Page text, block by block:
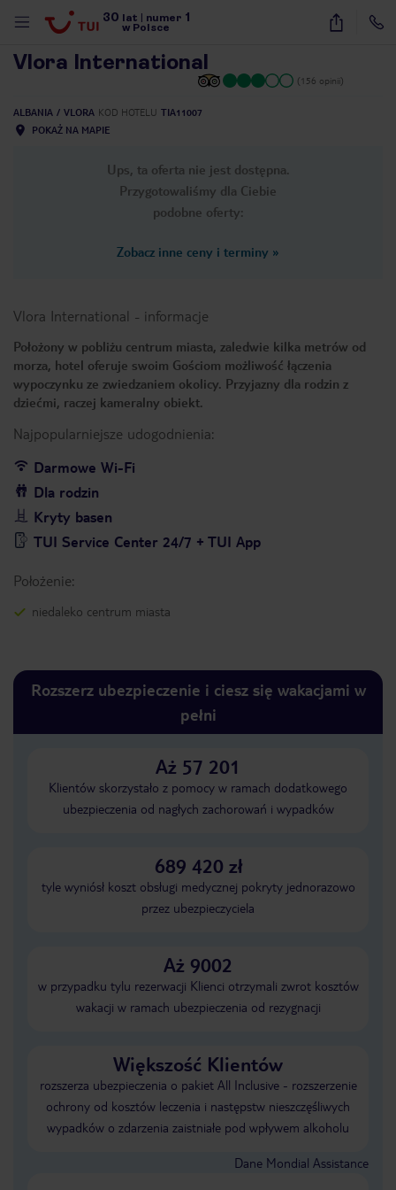
30 lat numer 1
w Polsce
12
Vlora International
(156 opinii)
ALBANIA VLORA KOD HOTELU TIA11007
POKAŻ NA MAPIE
Ups, ta oferta nie jest dostępna.
Przygotowaliśmy dla Ciebie
podobne oferty:
Zobacz inne ceny i terminy »
Vlora International - informacje
Położony w pobliżu centrum miasta, zaledwie kilka metrów od
morza, hotel oferuje swoim Gościom możliwość łączenia
wypoczynku ze zwiedzaniem okolicy. Przyjazny dla rodzin z
dziećmi, raczej kameralny obiekt.
Najpopularniejsze udogodnienia:
Darmowe Wi-Fi
Dla rodzin
Kryty basen
TUI Service Center 24/7 + TUI App
Położenie:
niedaleko centrum miasta
Rozszerz ubezpieczenie i ciesz się wakacjami w
pełni
Aż 57 201
Klientów skorzystało z pomocy w ramach dodatkowego
ubezpieczenia od nagłych zachorowań i wypadków
689 420 zł
tyle wyniósł koszt obsługi medycznej pokryty jednorazowo
przez ubezpieczyciela
Aż 9002
w przypadku tylu rezerwacji Klienci otrzymali zwrot kosztów
wakacji w ramach ubezpieczenia od rezygnacji
Większość Klientów
rozszerza ubezpieczenia o pakiet All Inclusive - rozszerzenie
ochrony od kosztów leczenia i następstw nieszczęśliwych
wypadków o zdarzenia zaistniałe pod wpływem alkoholu
Dane Mondial Assistance